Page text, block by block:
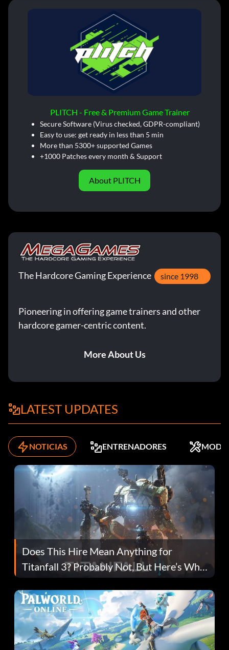
PLITCH - Free & Premium Game Trainer
Secure Software (Virus checked, GDPR-compliant)
Easy to use: get ready in less than 5 min
More than 5300+ supported Games
+1000 Patches every month & Support
About PLITCH
The Hardcore Gaming Experience since 1998
Pioneering in offering game trainers and other
hardcore gamer-centric content.
More About Us
LATEST UPDATES
NOTICIAS ENTRENADORES MODS
Does This Hire Mean Anything for
Titanfall 3? Probably Not, But Here’s Why
Fans Are Hopeful